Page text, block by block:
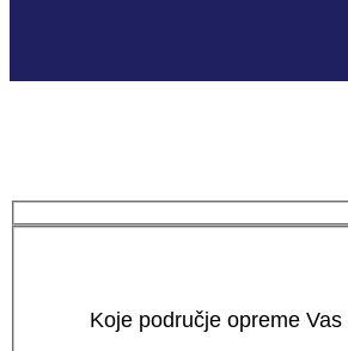
Koje područje opreme Vas